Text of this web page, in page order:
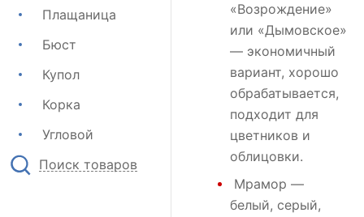
Плащаница
Бюст
Купол
Корка
Угловой
Поиск товаров
«Возрождение»
или «Дымовское»
— экономичный
вариант, хорошо
обрабатывается,
подходит для
цветников и
облицовки.
Мрамор —
белый, серый,